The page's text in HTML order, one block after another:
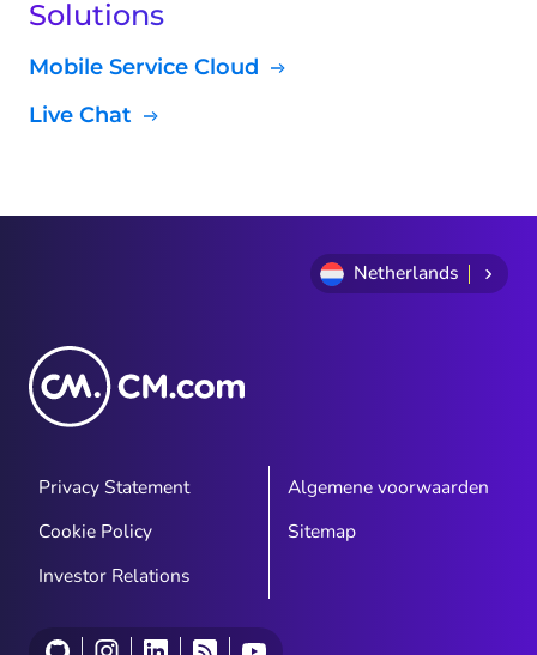
Solutions
Mobile Service Cloud
Live Chat
Netherlands
Privacy Statement
Algemene voorwaarden
Cookie Policy
Sitemap
Investor Relations